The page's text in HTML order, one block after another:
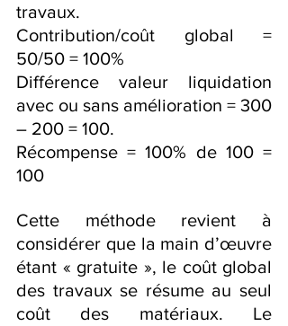
travaux.
Contribution/coût global =
50/50 = 100%
Différence valeur liquidation
avec ou sans amélioration = 300
– 200 = 100.
Récompense = 100% de 100 =
100
Cette méthode revient à
considérer que la main d’œuvre
étant « gratuite », le coût global
des travaux se résume au seul
coût des matériaux. Le